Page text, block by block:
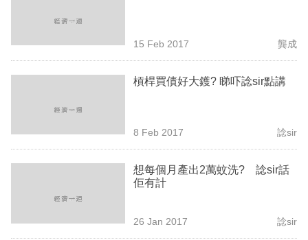
技
生
15 Feb 2017 龔成
槓桿買債好大鑊? 睇吓諗sir點講
8 Feb 2017 諗sir
想每個月產出2萬蚊洗? 諗sir話
佢有計
26 Jan 2017 諗sir